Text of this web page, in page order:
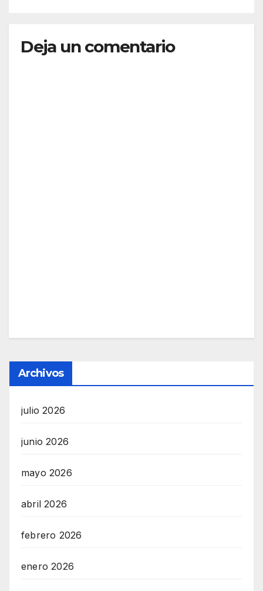
Deja un comentario
Archivos
julio 2026
junio 2026
mayo 2026
abril 2026
febrero 2026
enero 2026